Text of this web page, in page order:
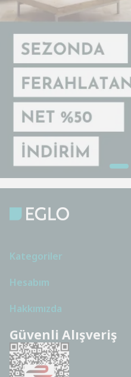
Kategoriler
Hesabım
Hakkımızda
Güvenli Alışveriş